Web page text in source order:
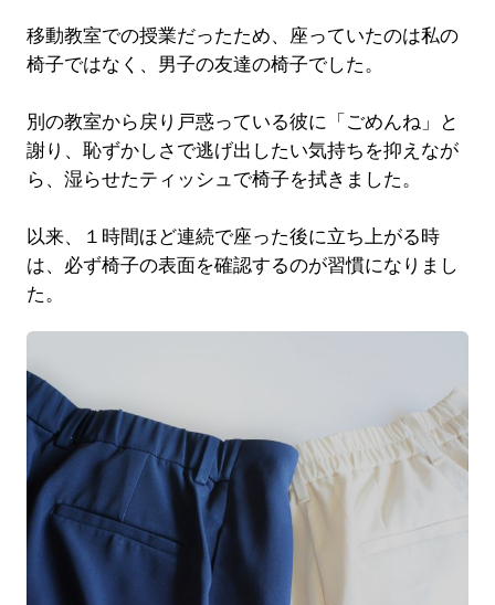
移動教室での授業だったため、座っていたのは私の
椅子ではなく、男子の友達の椅子でした。
別の教室から戻り戸惑っている彼に「ごめんね」と
謝り、恥ずかしさで逃げ出したい気持ちを抑えなが
ら、湿らせたティッシュで椅子を拭きました。
以来、１時間ほど連続で座った後に立ち上がる時
は、必ず椅子の表面を確認するのが習慣になりまし
た。